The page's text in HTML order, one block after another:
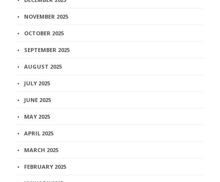
NOVEMBER 2025
OCTOBER 2025
SEPTEMBER 2025
AUGUST 2025
JULY 2025
JUNE 2025
MAY 2025
APRIL 2025
MARCH 2025
FEBRUARY 2025